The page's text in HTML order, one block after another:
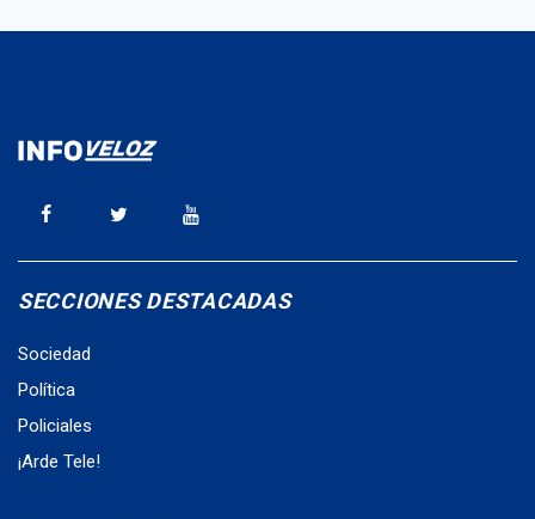
SECCIONES DESTACADAS
Sociedad
Política
Policiales
¡Arde Tele!